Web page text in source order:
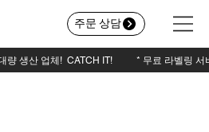
주문 상담